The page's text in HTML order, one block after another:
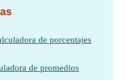
de porcentajes
de promedios